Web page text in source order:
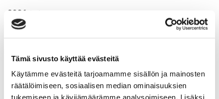
Tämä sivusto käyttää evästeitä
Käytämme evästeitä tarjoamamme sisällön ja mainosten
räätälöimiseen, sosiaalisen median ominaisuuksien
2026
2025
2022(64)
2021
2020(58)
2019 (76)
2018(64)